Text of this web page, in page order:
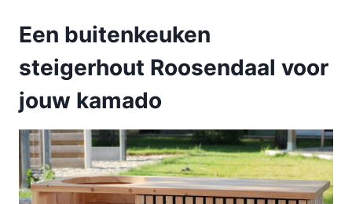
Een buitenkeuken
steigerhout Roosendaal voor
jouw kamado